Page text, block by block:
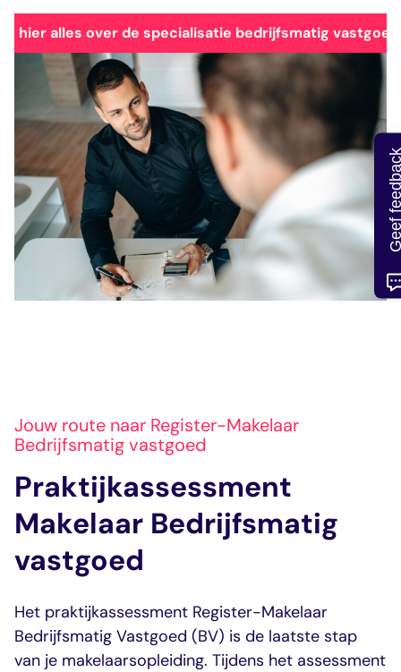
hier alles over de specialisatie bedrijfsmatig vastgoed
Jouw route naar Register-Makelaar
Bedrijfsmatig vastgoed
Praktijkassessment
Makelaar Bedrijfsmatig
vastgoed
Het praktijkassessment Register-Makelaar
Bedrijfsmatig Vastgoed (BV) is de laatste stap
van je makelaarsopleiding. Tijdens het assessment
Geef